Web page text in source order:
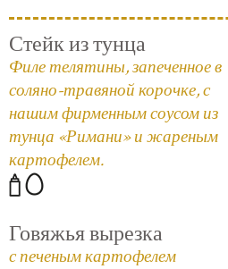
Стейк из тунца
Филе телятины, запеченное в
соляно-травяной корочке, с
нашим фирменным соусом из
тунца «Римани» и жареным
картофелем.
Говяжья вырезка
с печеным картофелем